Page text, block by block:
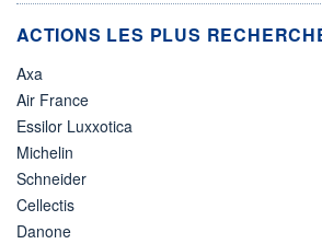
ACTIONS LES PLUS
Axa
Air France
Essilor Luxxotica
Michelin
Schneider
Cellectis
Danone